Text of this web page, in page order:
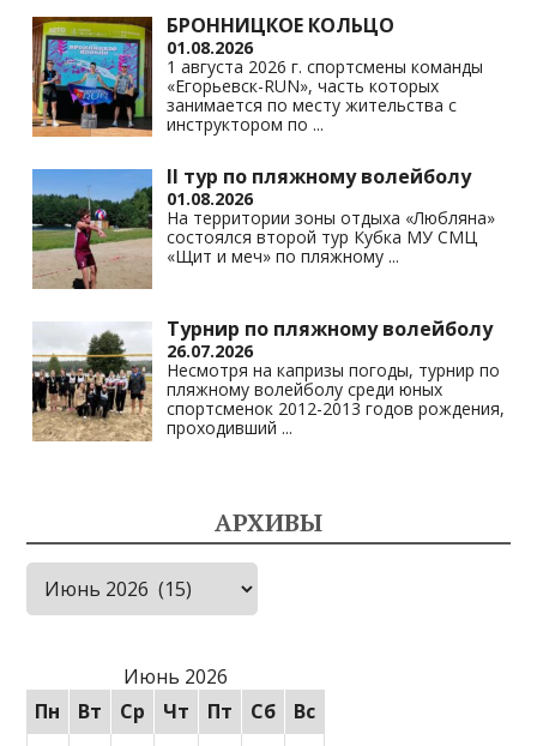
БРОННИЦКОЕ КОЛЬЦО
01.08.2026
1 августа 2026 г. спортсмены команды
«Егорьевск-RUN», часть которых
занимается по месту жительства с
инструктором по ...
II тур по пляжному волейболу
01.08.2026
На территории зоны отдыха «Любляна»
состоялся второй тур Кубка МУ СМЦ
«Щит и меч» по пляжному ...
Турнир по пляжному волейболу
26.07.2026
Несмотря на капризы погоды, турнир по
пляжному волейболу среди юных
спортсменок 2012-2013 годов рождения,
проходивший ...
АРХИВЫ
Архивы
Июнь 2026
Пн
Вт Ср Чт Пт Сб
Вс